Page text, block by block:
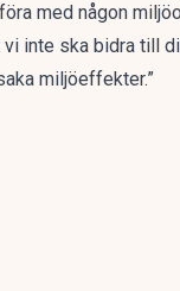
med någon
inte ska bidra till
miljöeffekter.”